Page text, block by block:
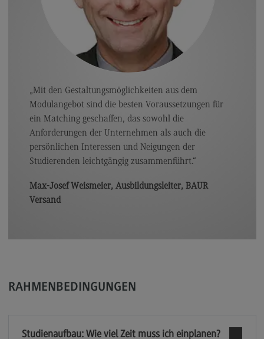
Rahmenbedingungen
Modulangebot
Berufsperspektiven
Integrated Engineering
Integrated Engineering
Rahmenbedingungen
Modulangebot
Kontakt
Intensive Care
Berufsperspektiven
Marketing and Business Psychology
„Mit den Gestaltungsmöglichkeiten aus dem
Modulangebot sind die besten Voraussetzungen für
ein Matching geschaffen, das sowohl die
Anforderungen der Unternehmen als auch die
persönlichen Interessen und Neigungen der
Studierenden leichtgängig zusammenführt.“
Max-Josef Weismeier, Ausbildungsleiter, BAUR
Versand
RAHMENBEDINGUNGEN
Studienaufbau: Wie viel Zeit muss ich einplanen?